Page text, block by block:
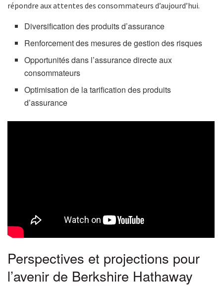
répondre aux attentes des consommateurs d’aujourd’hui.
Diversification des produits d’assurance
Renforcement des mesures de gestion des risques
Opportunités dans l’assurance directe aux
consommateurs
Optimisation de la tarification des produits
d’assurance
Perspectives et projections pour
l’avenir de Berkshire Hathaway